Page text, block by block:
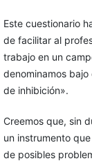
Este cuestionario
de facilitar al
trabajo en un
denominamos
de inhibición».
Creemos que, sin
un instrumento
de posibles